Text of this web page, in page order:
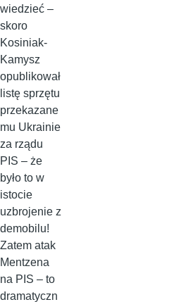
wiedzieć –
skoro
Kosiniak-
Kamysz
opublikował
listę sprzętu
przekazane
mu Ukrainie
za rządu
PIS – że
było to w
istocie
uzbrojenie z
demobilu!
Zatem atak
Mentzena
na PIS – to
dramatyczn